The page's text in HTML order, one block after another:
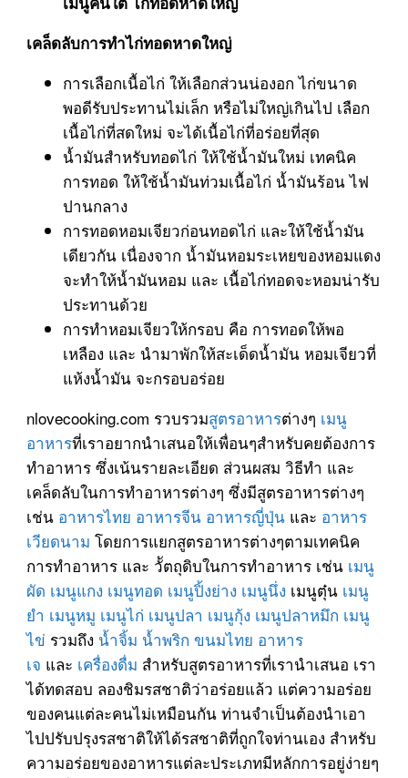
เคล็ดลับการทำไก่ทอดหาดใหญ่
การเลือกเนื้อไก่ ให้เลือกส่วนน่องอก ไก่ขนาด
พอดีรับประทานไม่เล็ก หรือไม่ใหญ่เกินไป เลือก
เนื้อไก่ที่สดใหม่ จะได้เนื้อไก่ที่อร่อยที่สุด
น้ำมันสำหรับทอดไก่ ให้ใช้น้ำมันใหม่ เทคนิค
การทอด ให้ใช้น้ำมันท่วมเนื้อไก่ น้ำมันร้อน ไฟ
ปานกลาง
การทอดหอมเจียวก่อนทอดไก่ และให้ใช้น้ำมัน
เดียวกัน เนื่องจาก น้ำมันหอมระเหยของหอมแดง
จะทำให้น้ำมันหอม และ เนื้อไก่ทอดจะหอมน่ารับ
ประทานด้วย
การทำหอมเจียวให้กรอบ คือ การทอดให้พอ
เหลือง และ นำมาพักให้สะเด็ดน้ำมัน หอมเจียวที่
แห้งน้ำมัน จะกรอบอร่อย
nlovecooking.com รวบรวมสูตรอาหารต่างๆ เมนู
อาหารที่เราอยากนำเสนอให้เพื่อนๆสำหรับคยต้องการ
ทำอาหาร ซึ่งเน้นรายละเอียด ส่วนผสม วิธีทำ และ
เคล็ดลับในการทำอาหารต่างๆ ซึ่งมีสูตรอาหารต่างๆ
เช่น อาหารไทย อาหารจีน อาหารญี่ปุ่นและ อาหาร
เวียดนาม โดยการแยกสูตรอาหารต่างๆตามเทคนิค
การทำอาหาร และ วััตถุดิบในการทำอาหาร เช่น เมนู
ผัด เมนูแกง เมนูทอด เมนูปิ้งย่าง เมนูนึ่ง เมนูตุ๋น เมนู
ยำ เมนูหมู เมนูไก่ เมนูปลา เมนูกุ้ง เมนูปลาหมึก เมนู
ไข่ รวมถึง น้ำจิ้ม น้ำพริก ขนมไทย อาหาร
เจ และ เครื่องดื่ม สำหรับสูตรอาหารที่เรานำเสนอ เรา
ได้ทดสอบ ลองชิมรสชาติว่าอร่อยแล้ว แต่ความอร่อย
ของคนแต่ละคนไม่เหมือนกัน ท่านจำเป็นต้องนำเอา
ไปปรับปรุงรสชาติให้ได้รสชาติที่ถูกใจท่านเอง สำหรับ
ความอร่อยของอาหารแต่ละประเภทมีหลักการอยู่ง่ายๆ